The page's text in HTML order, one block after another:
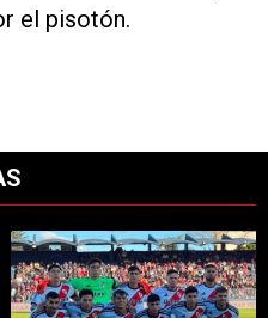
el pisotón.
"Coudet tras la derrota ante
Un artículo de tendencia con el